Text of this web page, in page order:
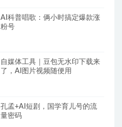
AI科普唱歌：俩小时搞定爆款涨
粉号
自媒体工具｜豆包无水印下载来
了，AI图片视频随便用
孔孟+AI短剧，国学育儿号的流
量密码